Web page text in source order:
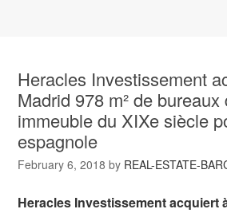
Heracles Investissement
Madrid 978 m² de bureaux
immeuble du XIXe siècle
espagnole
February 6, 2018 by REAL-ESTATE-
Heracles Investissement acquiert